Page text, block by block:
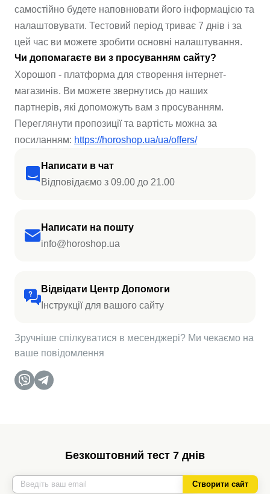
Написати в чат
Відповідаємо з 09.00 до 21.00
Написати на пошту
info@horoshop.ua
Відвідати Центр Допомоги
Інструкції для вашого сайту
Зручніше спілкуватися в месенджері? Ми чекаємо на
ваше повідомлення
самостійно будете наповнювати його інформацією та
налаштовувати. Тестовий період триває 7 днів і за
цей час ви можете зробити основні налаштування.
Чи допомагаєте ви з просуванням сайту?
Хорошоп - платформа для створення інтернет-
магазинів. Ви можете звернутись до наших
партнерів, які допоможуть вам з просуванням.
Переглянути пропозиції та вартість можна за
посиланням: https://horoshop.ua/ua/offers/
Безкоштовний тест 7 днів
Створити сайт